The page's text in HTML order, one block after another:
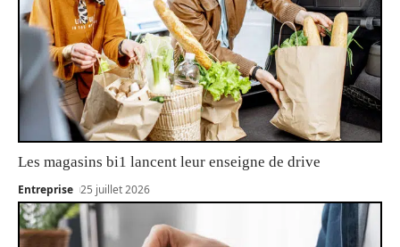
Les magasins bi1 lancent leur enseigne de drive
Entreprise 25 juillet 2026